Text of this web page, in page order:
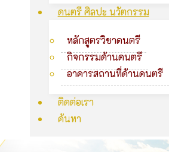
ดนตรี ศิลปะ นวัตกรรม
หลักสูตรวิชาดนตรี
กิจกรรมด้านดนตรี
อาคารสถานที่ด้านดนตรี
ติดต่อเรา
ค้นหา